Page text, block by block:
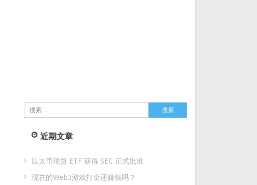
搜
索：
近期文章
以太币现货 ETF 获得 SEC 正式批准
现在的Web3游戏打金还赚钱吗？